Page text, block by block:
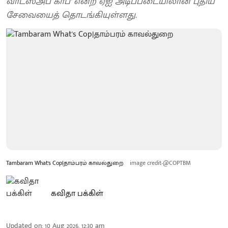
சேவையைத் தொடங்கியுள்ளது.
Tambaram What's Cop|தாம்பரம் காவல்துறை image credit-@COPTBM
கவிதா பக்கிள்